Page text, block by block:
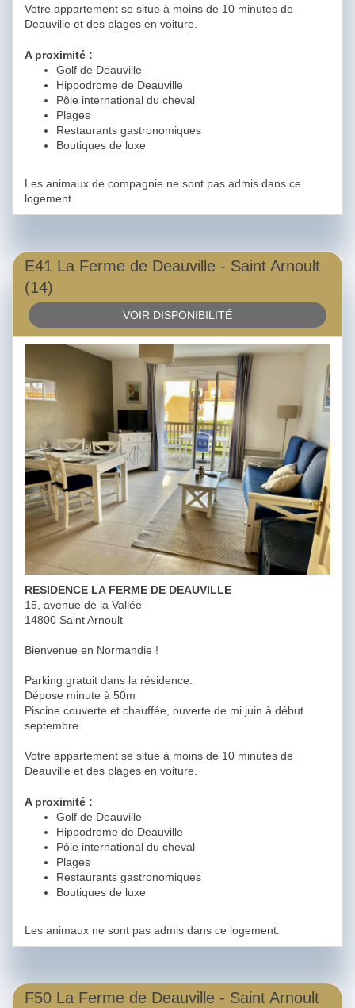
Votre appartement se situe à moins de 10 minutes de
Deauville et des plages en voiture.
A proximité :
Golf de Deauville
Hippodrome de Deauville
Pôle international du cheval
Plages
Restaurants gastronomiques
Boutiques de luxe
Les animaux de compagnie ne sont pas admis dans ce
logement.
E41 La Ferme de Deauville - Saint Arnoult
(14)
VOIR DISPONIBILITÉ
RESIDENCE LA FERME DE DEAUVILLE
15, avenue de la Vallée
14800 Saint Arnoult
Bienvenue en Normandie !
Parking gratuit dans la résidence.
Dépose minute à 50m
Piscine couverte et chauffée, ouverte de mi juin à début
septembre.
Votre appartement se situe à moins de 10 minutes de
Deauville et des plages en voiture.
A proximité :
Golf de Deauville
Hippodrome de Deauville
Pôle international du cheval
Plages
Restaurants gastronomiques
Boutiques de luxe
Les animaux ne sont pas admis dans ce logement.
F50 La Ferme de Deauville - Saint Arnoult